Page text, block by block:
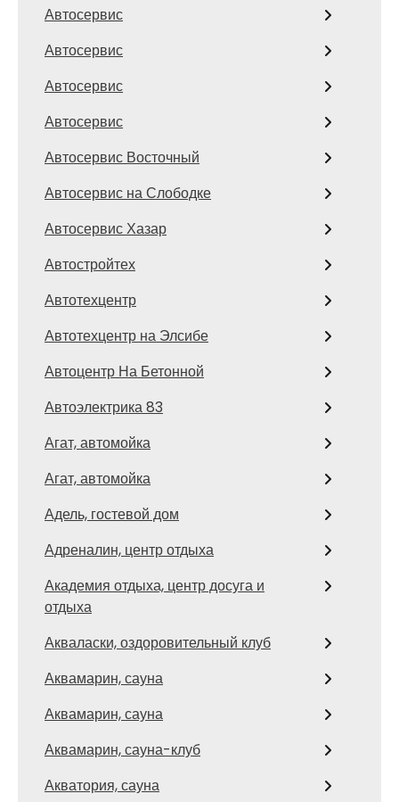
Автосервис
Автосервис
Автосервис
Автосервис
Автосервис Восточный
Автосервис на Слободке
Автосервис Хазар
Автостройтех
Автотехцентр
Автотехцентр на Элсибе
Автоцентр На Бетонной
Автоэлектрика 83
Агат, автомойка
Агат, автомойка
Адель, гостевой дом
Адреналин, центр отдыха
Академия отдыха, центр досуга и
отдыха
Акваласки, оздоровительный клуб
Аквамарин, сауна
Аквамарин, сауна
Аквамарин, сауна-клуб
Акватория, сауна